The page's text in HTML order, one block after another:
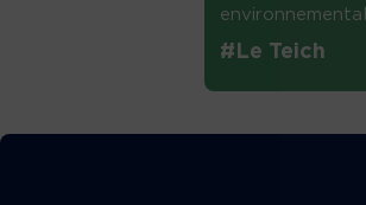
#Le Teich